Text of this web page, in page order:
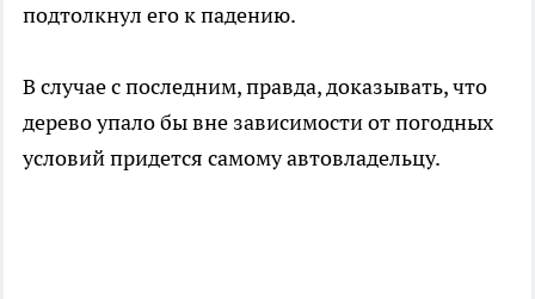
подтолкнул его к падению.
В случае с последним, правда, доказывать, что
дерево упало бы вне зависимости от погодных
условий придется самому автовладельцу.